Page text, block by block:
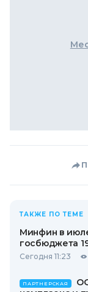
ТАКЖЕ ПО ТЕМЕ
Минфин в
госбюджета
Сегодня 11:23
ПАРТНЕРСКАЯ